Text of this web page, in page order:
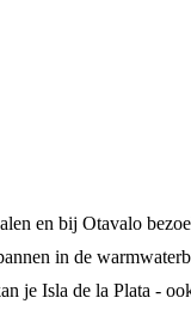
en bij Otavalo
in de
je Isla de la Plata -